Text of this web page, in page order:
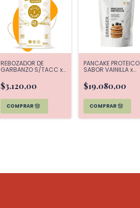
REBOZADOR DE
GARBANZO S/TACC x
PIEDRA
$3.120,00
PANCAKE PROTEICO
SABOR VAINILLA x
$19.080,00